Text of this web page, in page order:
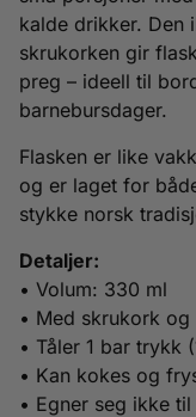
kalde drikker. Den
skrukorken gir
preg – ideell til
barnebursdager.
Flasken er like
og er laget for
stykke norsk
Detaljer:
• Volum: 330 ml
• Med skrukork
• Tåler 1 bar trykk
• Kan kokes og
• Egner seg ikke